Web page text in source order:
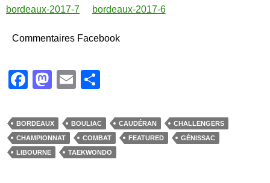
Commentaires Facebook
F
c
e
b
M
st
o
d
E
ail ta
g
er
BORDEAUX BOULIAC CAUDÉRAN
CHALLENGERS
CHAMPIONNAT
COMBAT FEATURED
GÉNISSAC
LIBOURNE
TAEKWONDO